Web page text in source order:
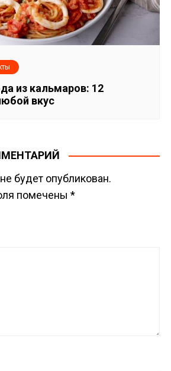
из кальмаров: 12
вкус
будет опубликован.
помечены*